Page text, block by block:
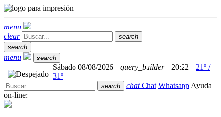
menu
clear
search
search
menu search
Sábado 08/08/2026 query_builder 20:22
21º /
31º
search chatChat Whatsapp Ayuda
on-line: